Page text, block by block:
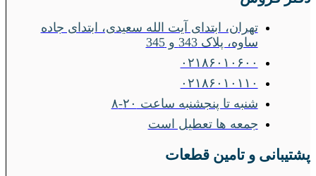
تهران، ابتدای آیت الله سعیدی، ابتدای جاده
ساوه، پلاک 343 و 345
۰۲۱۸۶۰۱۰۶۰۰
۰۲۱۸۶۰۱۰۱۱۰
شنبه تا پنجشنبه ساعت ۲۰-۸
جمعه ها تعطیل است
پشتیبانی و تامین قطعات